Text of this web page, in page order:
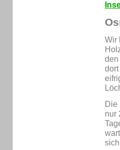
Wir
den
Die
nur